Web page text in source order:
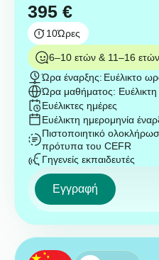
395 €
10Ώρες
6–10 ετών & 11–16 ετών
Ώρα έναρξης: Ευέλικτο
Ώρα μαθήματος: Ευέλικτη
Ευέλικτες ημέρες
Ευέλικτη ημερομηνία
Πιστοποιητικό
πρότυπα του CEFR
Γηγενείς εκπαιδευτές
Εγγραφή